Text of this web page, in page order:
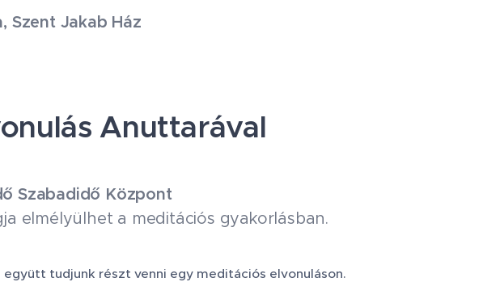
Szent Jakab Ház
Anuttarával
Szabadidő Központ
elmélyülhet a meditációs gyakorlásban.
tudjunk részt venni egy meditációs elvonuláson.